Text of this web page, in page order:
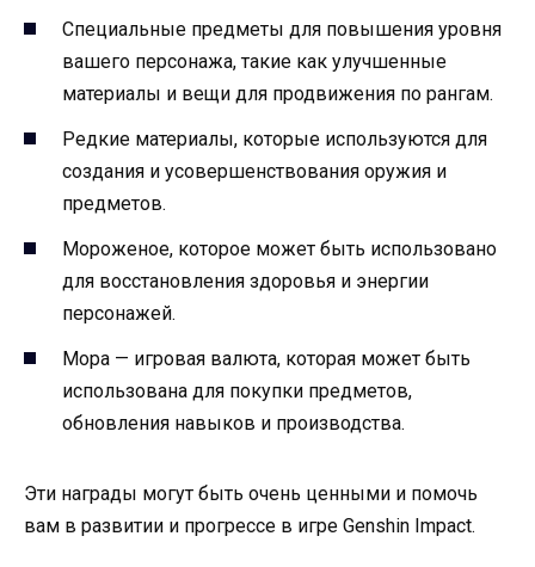
Специальные предметы для повышения уровня
вашего персонажа, такие как улучшенные
материалы и вещи для продвижения по рангам.
Редкие материалы, которые используются для
создания и усовершенствования оружия и
предметов.
Мороженое, которое может быть использовано
для восстановления здоровья и энергии
персонажей.
Мора — игровая валюта, которая может быть
использована для покупки предметов,
обновления навыков и производства.
Эти награды могут быть очень ценными и помочь
вам в развитии и прогрессе в игре Genshin Impact.